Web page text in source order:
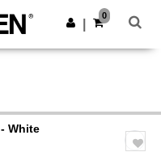
Scarica app
0
- White